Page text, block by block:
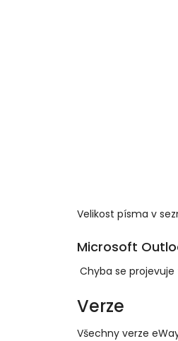
Velikost písma v
Microsoft
Chyba se
Verze
Všechny verze